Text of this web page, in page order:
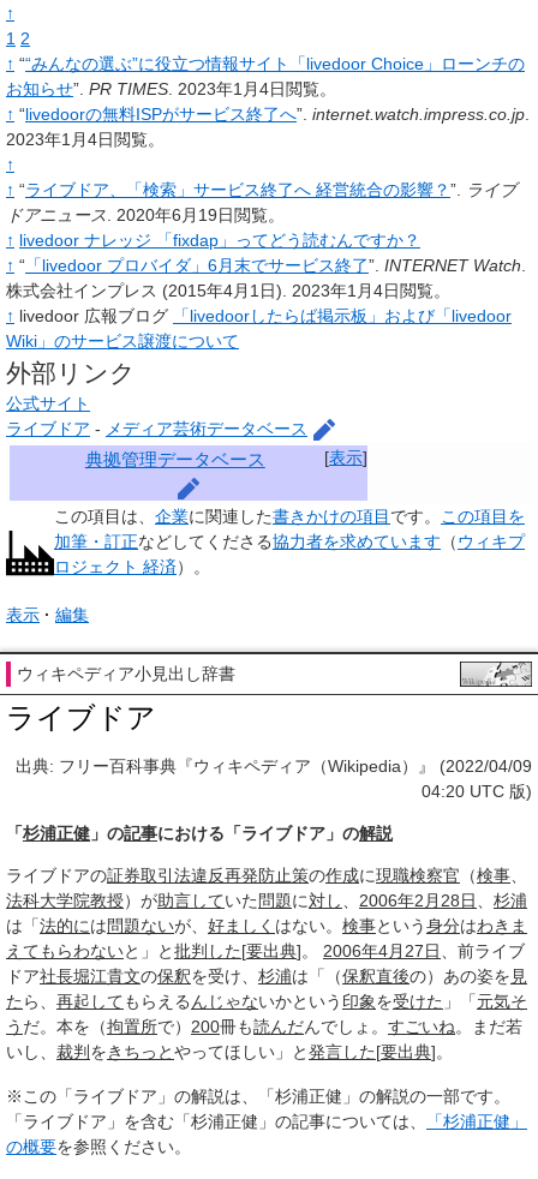
↑
1 2
↑ ““みんなの選ぶ”に役立つ情報サイト「livedoor Choice」ローンチの
お知らせ”. PR TIMES 2023年1月4日閲覧。
↑ “livedoorの無料ISPがサービス終了へ”. internet.watch.impress.co.jp
2023年1月4日閲覧。
↑
↑ “ライブドア、「検索」サービス終了へ 経営統合の影響？”.
ライブ
ドアニュース
2020年6月19日閲覧。
↑ livedoor ナレッジ 「fixdap」ってどう読むんですか？
↑ “ 「livedoor プロバイダ」6月末でサービス終了”. INTERNET Watch
株式会社インプレス (2015年4月1日).
2023年1月4日閲覧。
↑ livedoor 広報ブログ
「livedoorしたらば掲示板」および「livedoor
Wiki」のサービス譲渡について
外部リンク
公式サイト
ライブドア - メディア芸術データベース
[表示]
典拠管理データベース
この項目は、 企業に関連した書きかけの項目 です。
この項目を
加筆・訂正などしてくださる協力者を求めています （ウィキプ
ロジェクト 経済）。
表示 編集
ウィキペディア小見出し辞書
ライブドア
出典: フリー百科事典『ウィキペディア（Wikipedia）』 (2022/04/09
04:20 UTC 版)
「杉浦正健 」の記事における「ライブドア」の解説
ライブドアの証券取引法違反再発防止策の作成に現職検察官 （検事
法科大学院教授）が助言していた 問題に対し 2006年2月 28日
杉浦
は「法的には問題ないが、 好ましく はない。 検事という身分はわきま
えてもらわないと」と批判した[要出典]。 2006年4月 27日
、前ライブ
ドア社長堀江貴文の保釈を受け、 杉浦は「（保釈直後の）あの姿を 見
た ら、 再起してもらえる んじゃないかという 印象を受けた 」「元気そ
う だ。本を（拘置所で） 200冊も読んだんでしょ。 すごいね。まだ若
いし、 裁判 をきちっとやってほしい」と発言した[要出典]。
※この「ライブドア」の解説は、「杉浦正健」の解説の一部です。
「ライブドア」を含む「杉浦正健」の記事については、
「杉浦正健」
の概要を参照ください。